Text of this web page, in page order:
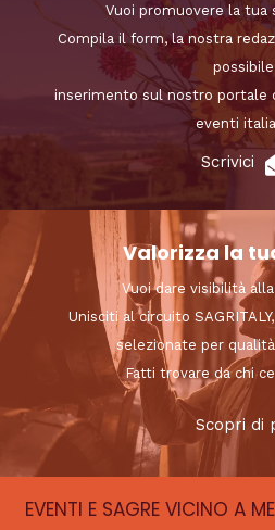
Vuoi promuovere la tua
Compila il form, la nostra
possibile
inserimento sul nostro portale
eventi
Scrivici
Valorizza la
Vuoi dare visibilità
Unisciti al circuito
selezionate per
Fatti trovare da chi
Scopri di
EVENTI E SAGRE VICINO A ME